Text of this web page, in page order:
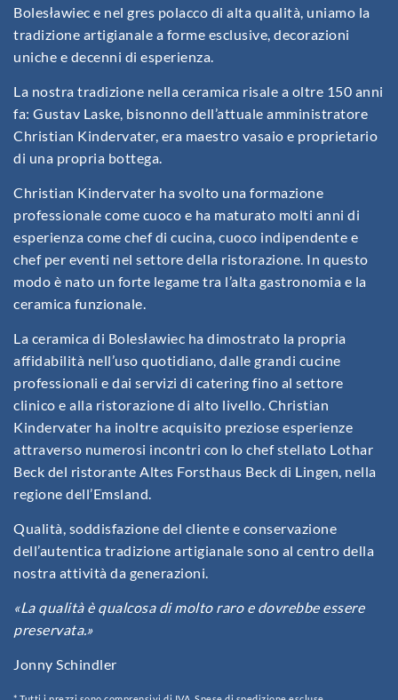
Bolesławiec e nel gres polacco di alta qualità, uniamo la
tradizione artigianale a forme esclusive, decorazioni
uniche e decenni di esperienza.
La nostra tradizione nella ceramica risale a oltre 150 anni
fa: Gustav Laske, bisnonno dell’attuale amministratore
Christian Kindervater, era maestro vasaio e proprietario
di una propria bottega.
Christian Kindervater ha svolto una formazione
professionale come cuoco e ha maturato molti anni di
esperienza come chef di cucina, cuoco indipendente e
chef per eventi nel settore della ristorazione. In questo
modo è nato un forte legame tra l’alta gastronomia e la
ceramica funzionale.
La ceramica di Bolesławiec ha dimostrato la propria
affidabilità nell’uso quotidiano, dalle grandi cucine
professionali e dai servizi di catering fino al settore
clinico e alla ristorazione di alto livello. Christian
Kindervater ha inoltre acquisito preziose esperienze
attraverso numerosi incontri con lo chef stellato Lothar
Beck del ristorante Altes Forsthaus Beck di Lingen, nella
regione dell’Emsland.
Qualità, soddisfazione del cliente e conservazione
dell’autentica tradizione artigianale sono al centro della
nostra attività da generazioni.
«La qualità è qualcosa di molto raro e dovrebbe essere
preservata.»
Jonny Schindler